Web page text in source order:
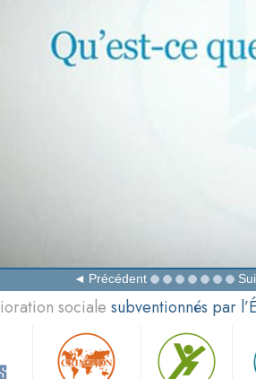
Précédent
sociale subventionnés par